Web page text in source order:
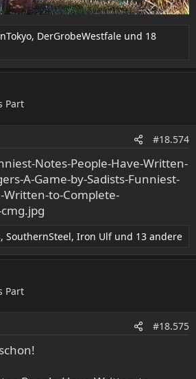
, DerGrobeWestfale und 18
Part
#18.574
, SouthernSteel, Iron Ulfund 13 andere
Part
#18.575